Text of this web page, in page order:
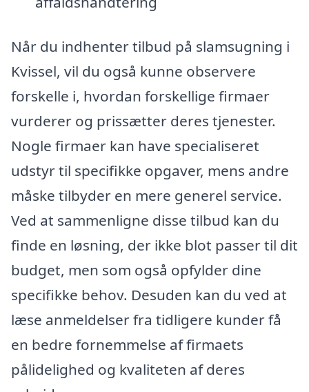
Når du indhenter tilbud på slamsugning i
Kvissel, vil du også kunne observere
forskelle i, hvordan forskellige firmaer
vurderer og prissætter deres tjenester.
Nogle firmaer kan have specialiseret
udstyr til specifikke opgaver, mens andre
måske tilbyder en mere generel service.
Ved at sammenligne disse tilbud kan du
finde en løsning, der ikke blot passer til dit
budget, men som også opfylder dine
specifikke behov. Desuden kan du ved at
læse anmeldelser fra tidligere kunder få
en bedre fornemmelse af firmaets
pålidelighed og kvaliteten af deres